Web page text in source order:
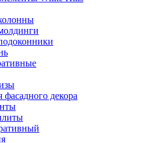
декора